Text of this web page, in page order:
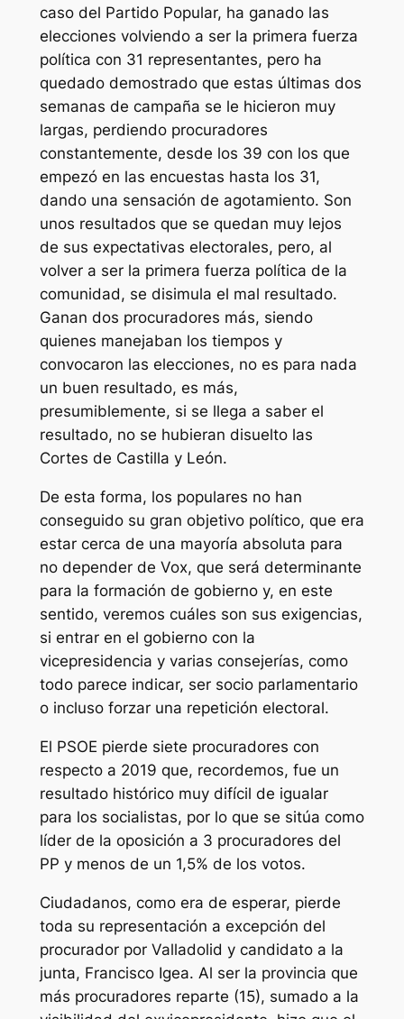
caso del Partido Popular, ha ganado las
elecciones volviendo a ser la primera fuerza
política con 31 representantes, pero ha
quedado demostrado que estas últimas dos
semanas de campaña se le hicieron muy
largas, perdiendo procuradores
constantemente, desde los 39 con los que
empezó en las encuestas hasta los 31,
dando una sensación de agotamiento. Son
unos resultados que se quedan muy lejos
de sus expectativas electorales, pero, al
volver a ser la primera fuerza política de la
comunidad, se disimula el mal resultado.
Ganan dos procuradores más, siendo
quienes manejaban los tiempos y
convocaron las elecciones, no es para nada
un buen resultado, es más,
presumiblemente, si se llega a saber el
resultado, no se hubieran disuelto las
Cortes de Castilla y León.
De esta forma, los populares no han
conseguido su gran objetivo político, que era
estar cerca de una mayoría absoluta para
no depender de Vox, que será determinante
para la formación de gobierno y, en este
sentido, veremos cuáles son sus exigencias,
si entrar en el gobierno con la
vicepresidencia y varias consejerías, como
todo parece indicar, ser socio parlamentario
o incluso forzar una repetición electoral.
El PSOE pierde siete procuradores con
respecto a 2019 que, recordemos, fue un
resultado histórico muy difícil de igualar
para los socialistas, por lo que se sitúa como
líder de la oposición a 3 procuradores del
PP y menos de un 1,5% de los votos.
Ciudadanos, como era de esperar, pierde
toda su representación a excepción del
procurador por Valladolid y candidato a la
junta, Francisco Igea. Al ser la provincia que
más procuradores reparte (15), sumado a la